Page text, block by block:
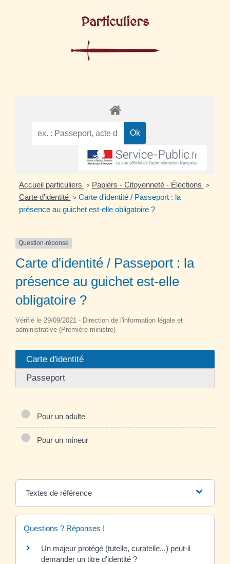
Particuliers
Accueil particuliers > Papiers - Citoyenneté - Élections >
Carte d'identité > Carte d'identité / Passeport : la
présence au guichet est-elle obligatoire ?
Question-réponse
Carte d'identité / Passeport : la
présence au guichet est-elle
obligatoire ?
Vérifié le 29/09/2021 - Direction de l'information légale et
administrative (Première ministre)
Carte d'identité
Passeport
Pour un adulte
Pour un mineur
Textes de référence
Questions ? Réponses !
Un majeur protégé (tutelle, curatelle...) peut-il
demander un titre d'identité ?